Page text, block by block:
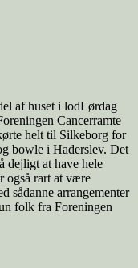
af huset i lodLørdag
Cancerramte
helt til Silkeborg for
bowle i Haderslev. Det
dejligt at have hele
også rart at være
sådanne arrangementer
folk fra Foreningen